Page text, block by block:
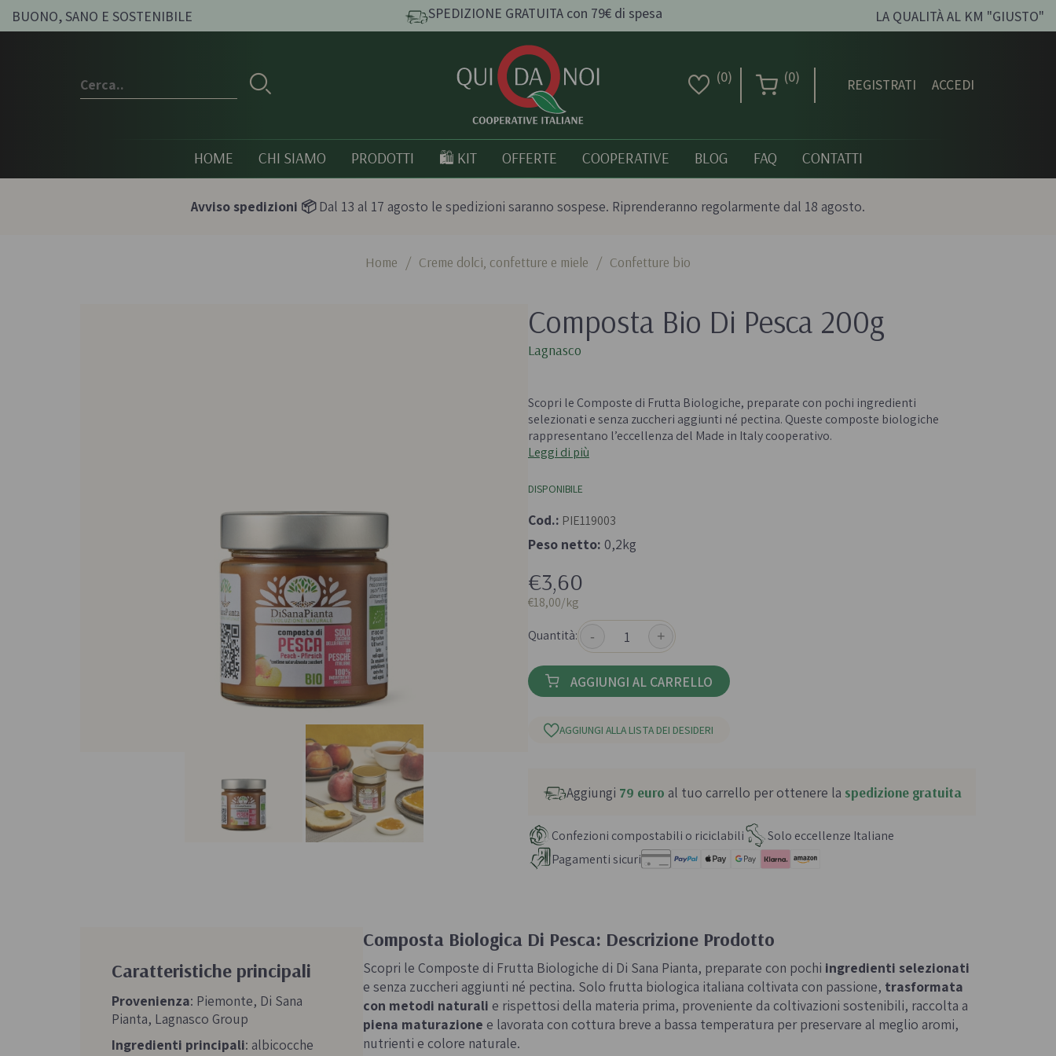
BUONO, SANO E SOSTENIBILE SPEDIZIONE GRATUITA con 79€ di spesa LA QUALITÀ AL KM "GIUSTO"
(0) (0) REGISTRATI ACCEDI
HOME CHI SIAMO PRODOTTI
Pasta artigianale
Taralli e grissini artigianali
Prodotti italiani biologici
e miele
Creme spalmabili
Biscotti, cioccolato e
Gluten free
Prodotti artigianali senza
glutine
Bevande e succhi di
Té e tisane biologiche
Succhi bio e bevande
Frutta secca e legumi
🛍️ KIT OFFERTE COOPERATIVE BLOG FAQ CONTATTI
Avviso spedizioni 📦Dal 13 al 17 agosto le spedizioni saranno sospese. Riprenderanno regolarmente dal 18 agosto.
Home / Creme dolci, confetture e miele / Confetture bio
Composta Bio Di Pesca 200g
Lagnasco
Scopri le Composte di Frutta Biologiche, preparate con pochi ingredienti
selezionati e senza zuccheri aggiunti né pectina. Queste composte biologiche
rappresentano l’eccellenza del Made in Italy cooperativo.
Leggi di più
DISPONIBILE
Cod.: PIE119003
Peso netto: 0,2kg
€3,60
€18,00/kg
Quantità:
- +
AGGIUNGI AL CARRELLO
AGGIUNGI ALLA LISTA DEI DESIDERI
Aggiungi 79 euro al tuo carrello per ottenere la spedizione gratuita
Confezioni compostabili o riciclabili
Solo eccellenze Italiane
Pagamenti sicuri
Composta Biologica Di Pesca: Descrizione Prodotto
Scopri le Composte di Frutta Biologiche di Di Sana Pianta, preparate con pochi ingredienti selezionati
e senza zuccheri aggiunti né pectina. Solo frutta biologica italiana coltivata con passione, trasformata
con metodi naturali e rispettosi della materia prima, proveniente da coltivazioni sostenibili, raccolta a
piena maturazione e lavorata con cottura breve a bassa temperatura per preservare al meglio aromi,
nutrienti e colore naturale.
Caratteristiche principali
Provenienza: Piemonte, Di Sana
Pianta, Lagnasco Group
Ingredienti principali: albicocche